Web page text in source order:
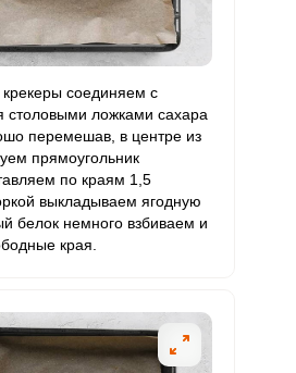
соединяем с
столовыми ложками сахара
перемешав, в центре из
прямоугольник
по краям 1,5
выкладываем ягодную
белок немного взбиваем и
края.